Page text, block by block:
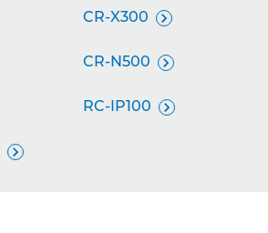
CR-X300 
CR-N500 
RC-IP100 
